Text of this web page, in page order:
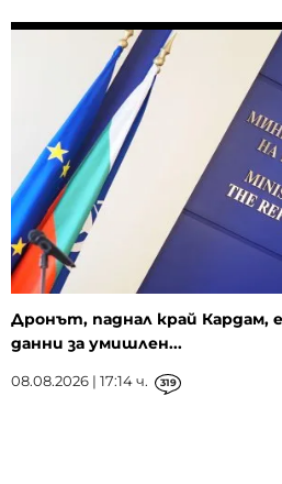
Дронът, паднал край Кардам,
данни за умишлен...
08.08.2026 | 17:14 ч. 319